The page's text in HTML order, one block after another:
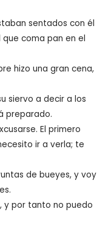
sentados con él
coma pan en el
hizo una gran cena,
siervo a decir a los
preparado.
El primero
ir a verla; te
de bueyes, y voy
y por tanto no puedo